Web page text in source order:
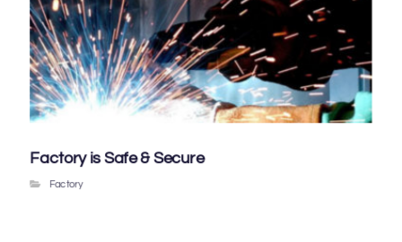
Factory is Safe & Secure
Factory